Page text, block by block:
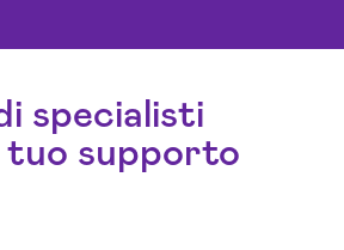
specialisti
tuo supporto